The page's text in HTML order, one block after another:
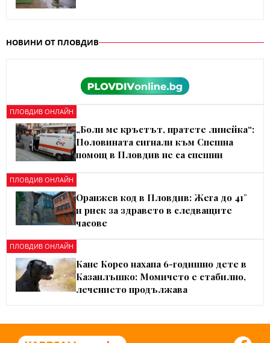
НОВИНИ ОТ ПЛОВДИВ
ПЛОВДИВ ОНЛАЙН
„Боли ме кръстът, пратете линейка“:
Половината сигнали към Спешна
помощ в Пловдив не са спешни
ПЛОВДИВ ОНЛАЙН
Оранжев код в Пловдив: Жега до 41°
и риск за здравето в следващите
часове
ПЛОВДИВ ОНЛАЙН
Кане Корсо нахапа 6-годишно дете в
Казанлъшко: Момичето е стабилно,
лечението продължава